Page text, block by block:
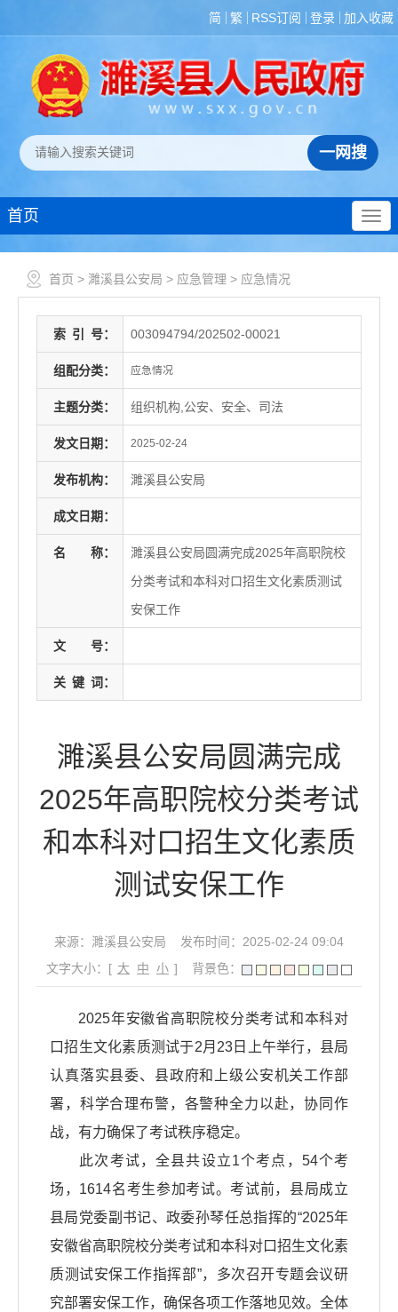
简 繁 RSS订阅 登录 加入收藏
首页
首页 > 濉溪县公安局 > 应急管理 > 应急情况
索 引 号： 003094794/202502-00021
组配分类： 应急情况
主题分类： 组织机构,公安、安全、司法
发文日期： 2025-02-24
发布机构： 濉溪县公安局
成文日期：
名 称：
濉溪县公安局圆满完成2025年高职院校
分类考试和本科对口招生文化素质测试
安保工作
文 号：
关 键 词：
濉溪县公安局圆满完成
2025年高职院校分类考试
和本科对口招生文化素质
测试安保工作
来源：濉溪县公安局
发布时间：2025-02-24 09:04
文字大小：[ 大 中 小 ] 背景色：
2025年安徽省高职院校分类考试和本科对
口招生文化素质测试于2月23日上午举行，县局
认真落实县委、县政府和上级公安机关工作部
署，科学合理布警，各警种全力以赴，协同作
战，有力确保了考试秩序稳定。
此次考试，全县共设立1个考点，54个考
场，1614名考生参加考试。考试前，县局成立
县局党委副书记、政委孙琴任总指挥的“2025年
安徽省高职院校分类考试和本科对口招生文化素
质测试安保工作指挥部”，多次召开专题会议研
究部署安保工作，确保各项工作落地见效。全体